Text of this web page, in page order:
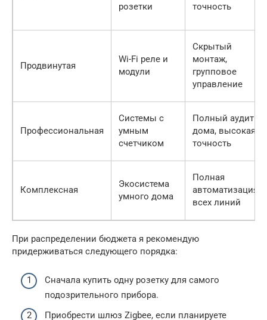
розетки
точность
Продвинутая
Wi-Fi реле и
модули
Скрытый
монтаж,
групповое
управление
Профессиональная
Системы с
умным
счетчиком
Полный аудит
дома, высокая
точность
Комплексная
Экосистема
умного дома
Полная
автоматизация
всех линий
При распределении бюджета я рекомендую
придерживаться следующего порядка:
Сначала купить одну розетку для самого
подозрительного прибора.
Приобрести шлюз Zigbee, если планируете